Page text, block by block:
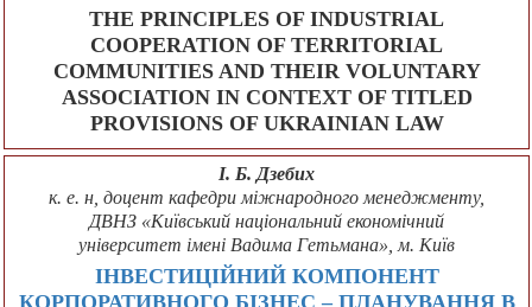
THE PRINCIPLES OF INDUSTRIAL
COOPERATION OF TERRITORIAL
COMMUNITIES AND THEIR VOLUNTARY
ASSOCIATION IN CONTEXT OF TITLED
PROVISIONS OF UKRAINIAN LAW
І. Б. Дзебих
к. е. н, доцент кафедри міжнародного менеджменту,
ДВНЗ «Київський національний економічний
університет імені Вадима Гетьмана», м. Київ
ІНВЕСТИЦІЙНИЙ КОМПОНЕНТ